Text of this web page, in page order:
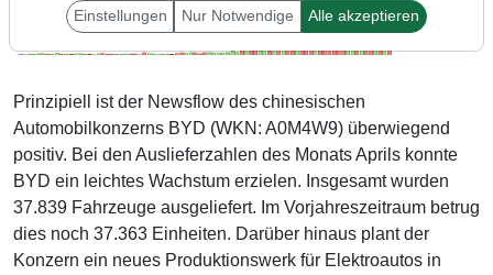
Prinzipiell ist der Newsflow des chinesischen
Automobilkonzerns BYD (WKN: A0M4W9) überwiegend
positiv. Bei den Auslieferzahlen des Monats Aprils konnte
BYD ein leichtes Wachstum erzielen. Insgesamt wurden
37.839 Fahrzeuge ausgeliefert. Im Vorjahreszeitraum betrug
dies noch 37.363 Einheiten. Darüber hinaus plant der
Konzern ein neues Produktionswerk für Elektroautos in
Einstellungen Nur Notwendige Alle akzeptieren